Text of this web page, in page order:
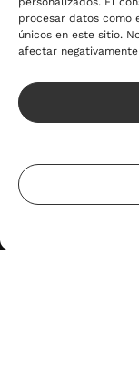
procesar datos como
únicos en este sitio.
afectar